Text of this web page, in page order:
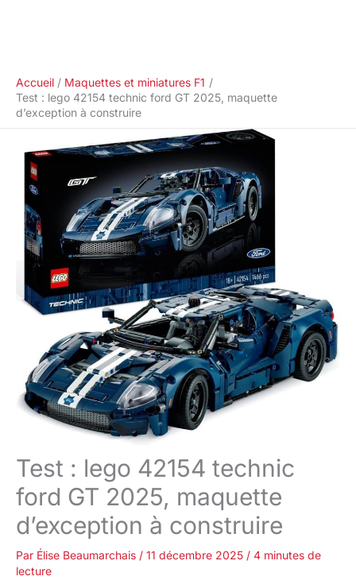
Accueil
Maquettes et miniatures F1
Test : lego 42154 technic ford GT 2025, maquette
d’exception à construire
Test : lego 42154 technic
ford GT 2025, maquette
d’exception à construire
Par Élise Beaumarchais / 11 décembre 2025 / 4 minutes de
lecture